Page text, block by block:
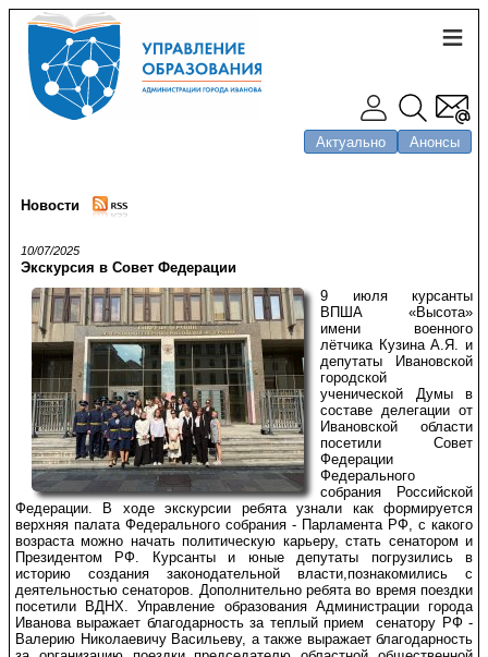
Актуально Анонсы
Новости
10/07/2025
Экскурсия в Совет Федерации
9 июля курсанты
ВПША «Высота»
имени военного
лётчика Кузина А.Я. и
депутаты Ивановской
городской
ученической Думы в
составе делегации от
Ивановской области
посетили Совет
Федерации
Федерального
собрания Российской
Федерации. В ходе экскурсии ребята узнали как формируется
верхняя палата Федерального собрания - Парламента РФ, с какого
возраста можно начать политическую карьеру, стать сенатором и
Президентом РФ. Курсанты и юные депутаты погрузились в
историю создания законодательной власти,познакомились с
деятельностью сенаторов. Дополнительно ребята во время поездки
посетили ВДНХ. Управление образования Администрации города
Иванова выражает благодарность за теплый прием сенатору РФ -
Валерию Николаевичу Васильеву, а также выражает благодарность